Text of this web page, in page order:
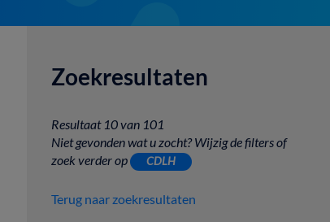
Zoekresultaten
Resultaat 10 van 101
Niet gevonden wat u zocht? Wijzig de filters of
zoek verder op
CDLH
Terug naar zoekresultaten